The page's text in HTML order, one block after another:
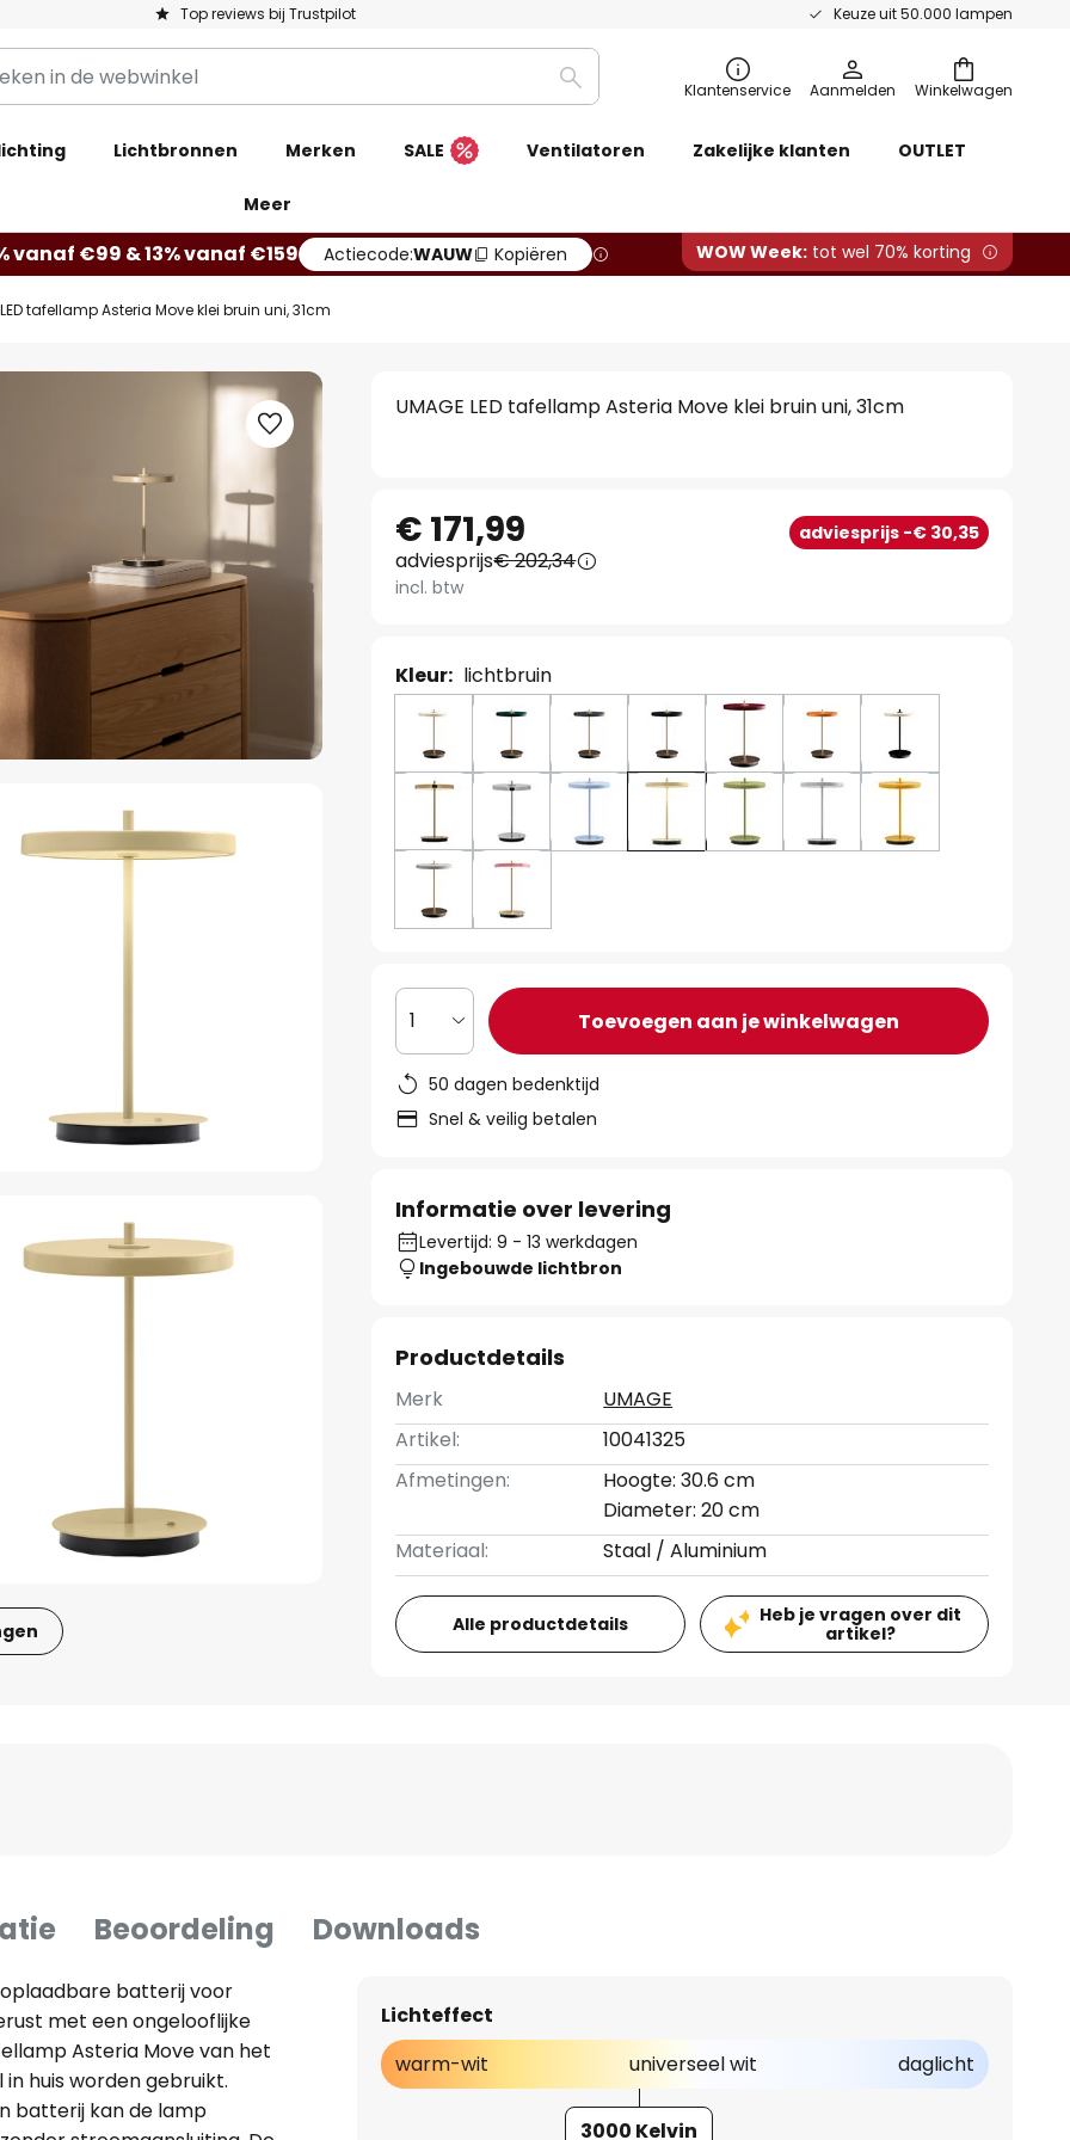
Top reviews bij Trustpilot Keuze uit 50.000 lampen
Winkelwagen
Zoeken Klantenservice Aanmelden
Lichtbronnen Merken SALE Ventilatoren Zakelijke klanten OUTLET
Meer
vanaf €99 & 13% vanaf €159 Actiecode:WAUW Kopiëren WOW Week: tot wel 70% korting
LED tafellamp Asteria Move klei bruin uni, 31cm
UMAGE LED tafellamp Asteria Move klei bruin uni, 31cm
€ 171,99 adviesprijs -€ 30,35
adviesprijs€ 202,34
incl. btw
Kleur: lichtbruin
1 Toevoegen aan je winkelwagen
50 dagen bedenktijd
Snel & veilig betalen
Informatie over levering
Levertijd: 9 - 13 werkdagen
Ingebouwde lichtbron
Productdetails
Merk
UMAGE
Artikel:
10041325
Afmetingen:
Hoogte: 30.6 cm
Diameter: 20 cm
Materiaal:
Staal / Aluminium
Alle productdetails
Heb je vragen over dit
artikel?
Beoordeling Downloads
batterij voor
met een ongelooflijke
Asteria Move van het
in huis worden gebruikt.
batterij kan de lamp
Lichteffect
warm-wit
universeel wit daglicht
3000 Kelvin